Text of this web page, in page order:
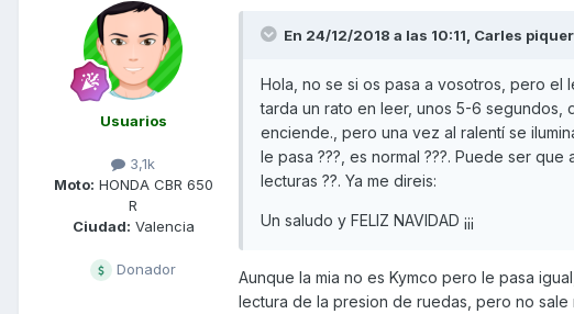
Usuarios
3,1k
Moto: HONDA CBR 650
R
Ciudad: Valencia
Donador
En 24/12/2018 a las 10:11, Carles piquer
Hola, no se si os pasa a vosotros, pero
tarda un rato en leer, unos 5-6 segundos,
enciende., pero una vez al ralentí se
le pasa ???, es normal ???. Puede ser
lecturas ??. Ya me direis:
Un saludo y FELIZ NAVIDAD ¡¡¡
Aunque la mia no es Kymco pero le pasa
lectura de la presion de ruedas, pero no